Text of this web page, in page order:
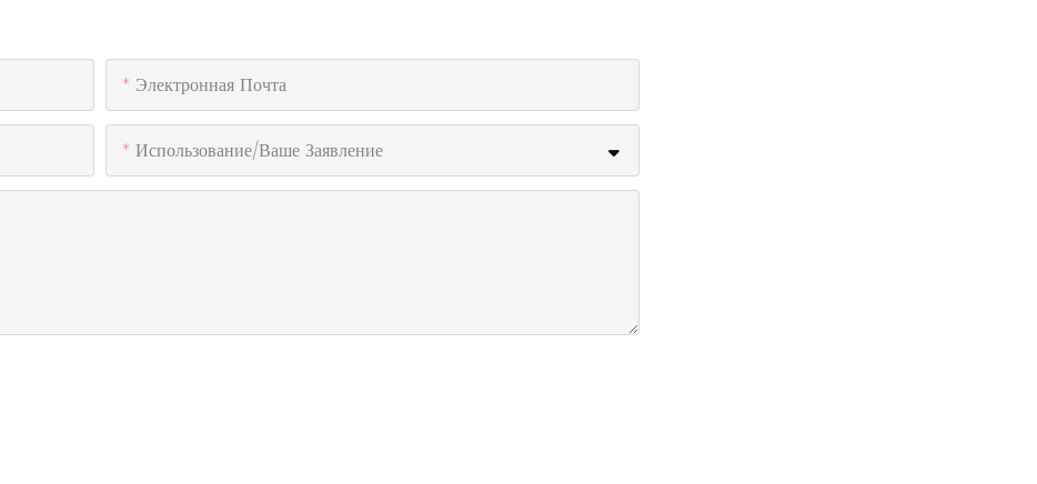
Электронная Почта
Использование/ваше Заявление